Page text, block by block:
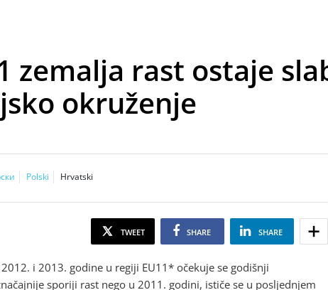
zemalja rast ostaje
okruženje
Polski Hrvatski
TWEET SHARE SHARE
i 2013. godine u regiji EU11* očekuje se godišnji
sporiji rast nego u 2011. godini, ističe se u posljednjem